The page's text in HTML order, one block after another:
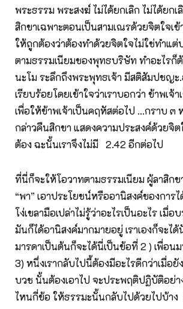
พระธรรม พระสงฆ์ ไม่ได้ยกเลิก ไม่ได้ยก
สิกขาเฉพาะตอนเป็นสามเณรด้วยจิตใจเข้
ให้ถูกต้องว่าต้องทำด้วยจิตใจไม่ใช่ทำแต่
ตามธรรมเนียมของพุทธบริษัท ทำอะไร
นะโม ระลึกถึงพระพุทธเจ้า มีสติสัมปชญะ
เรียบร้อยโดยเข้าใจว่าเราบอกว่า ข้าพเจ้
เพื่อให้ข้าพเจ้าเป็นคฤหัสต่อไป …กราบ ๓
กล่าวคืนสิกขา แสดงความประสงค์ด้วยจิ
ต้อง ฉะนั้นเราจึงไม่มี 2.42 อีกต่อไป
ที่นี่ก็จะให้โอวาทตามธรรมเนียม ผู้ลาสิก
“พา” เอาประโยชน์หรืออานิสงค์ของกา
โง่เขลามือเปล่าไม่รู้ว่าอะไรเป็นอะไร เมื่
มันก็ได้อานิสงค์มากมายอยู่ เราเองก็จะ
มารดาเป็นต้นก็จะได้นี่เป็นข้อที่ 2 ) เพื่อ
3) หนึ่งเรากลับไปนี้ต้องมีอะไรดีกว่าเมื่อ
บวช นั้นต้องเอาไป จะประพฤติปฏิบัติอย่
ไหนกี่ข้อ ให้ธรรมะนั้นกลับไปด้วยไปบ้า